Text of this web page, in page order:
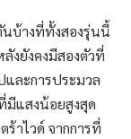
นบ้างที่ทั้งสองรุ่นนี้
งยังคงมีสองตัวที่
และการประมวล
แสงน้อยสูงสุด
ร้าไวด์ จากการที่